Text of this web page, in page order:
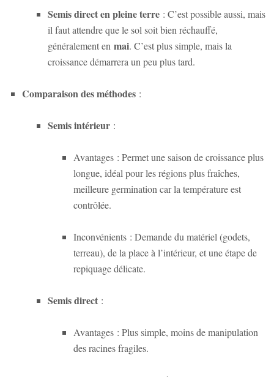
Semis direct en pleine terre : C’est possible aussi, mais
il faut attendre que le sol soit bien réchauffé,
généralement en mai. C’est plus simple, mais la
croissance démarrera un peu plus tard.
Comparaison des méthodes :
Semis intérieur :
Avantages : Permet une saison de croissance plus
longue, idéal pour les régions plus fraîches,
meilleure germination car la température est
contrôlée.
Inconvénients : Demande du matériel (godets,
terreau), de la place à l’intérieur, et une étape de
repiquage délicate.
Semis direct :
Avantages : Plus simple, moins de manipulation
des racines fragiles.